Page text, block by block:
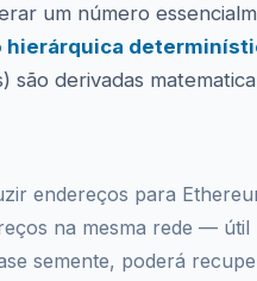
um número
hierárquica
derivadas
endereços para
na mesma rede —
semente, poderá